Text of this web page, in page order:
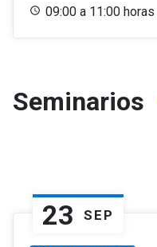
09:00 a 11:00 horas
Seminarios
23 SEP